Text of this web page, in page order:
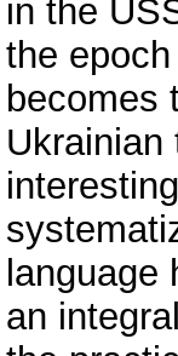
in the
the
becomes
an